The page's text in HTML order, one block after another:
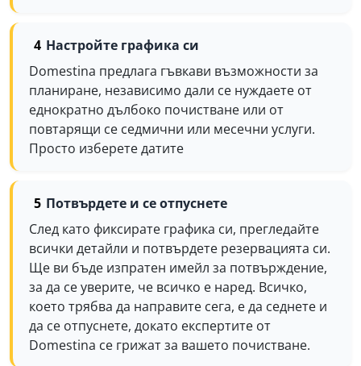
Настройте графика си
Domestina предлага гъвкави възможности за
планиране, независимо дали се нуждаете от
еднократно дълбоко почистване или от
повтарящи се седмични или месечни услуги.
Просто изберете датите
Потвърдете и се отпуснете
След като фиксирате графика си, прегледайте
всички детайли и потвърдете резервацията си.
Ще ви бъде изпратен имейл за потвърждение,
за да се уверите, че всичко е наред. Всичко,
което трябва да направите сега, е да седнете и
да се отпуснете, докато експертите от
Domestina се грижат за вашето почистване.